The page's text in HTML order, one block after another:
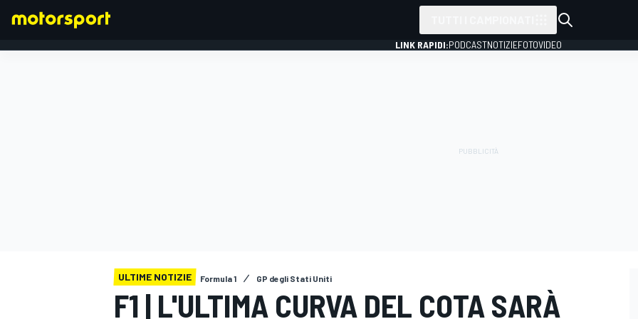
LINK RAPIDI:PODCASTNOTIZIEFOTOVIDEO
ULTIME NOTIZIE Formula 1 GP degli Stati Uniti
F1 | L'ULTIMA CURVA DEL COTA SARÀ